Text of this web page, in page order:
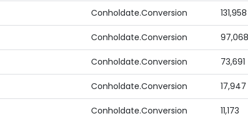
Conholdate.Conversion 131,958
Conholdate.Conversion 97,068
Conholdate.Conversion 73,691
Conholdate.Conversion 17,947
Conholdate.Conversion 11,173